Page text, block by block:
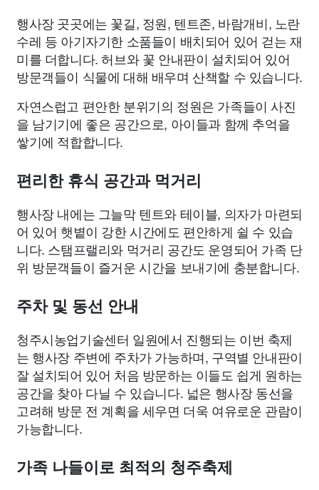
행사장 곳곳에는 꽃길, 정원, 텐트존, 바람개비, 노란
수레 등 아기자기한 소품들이 배치되어 있어 걷는 재
미를 더합니다. 허브와 꽃 안내판이 설치되어 있어
방문객들이 식물에 대해 배우며 산책할 수 있습니다.
자연스럽고 편안한 분위기의 정원은 가족들이 사진
을 남기기에 좋은 공간으로, 아이들과 함께 추억을
쌓기에 적합합니다.
편리한 휴식 공간과 먹거리
행사장 내에는 그늘막 텐트와 테이블, 의자가 마련되
어 있어 햇볕이 강한 시간에도 편안하게 쉴 수 있습
니다. 스탬프랠리와 먹거리 공간도 운영되어 가족 단
위 방문객들이 즐거운 시간을 보내기에 충분합니다.
주차 및 동선 안내
청주시농업기술센터 일원에서 진행되는 이번 축제
는 행사장 주변에 주차가 가능하며, 구역별 안내판이
잘 설치되어 있어 처음 방문하는 이들도 쉽게 원하는
공간을 찾아 다닐 수 있습니다. 넓은 행사장 동선을
고려해 방문 전 계획을 세우면 더욱 여유로운 관람이
가능합니다.
가족 나들이로 최적의 청주축제